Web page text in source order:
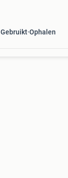
Gebruikt Ophalen